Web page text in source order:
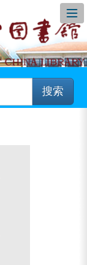
搜索